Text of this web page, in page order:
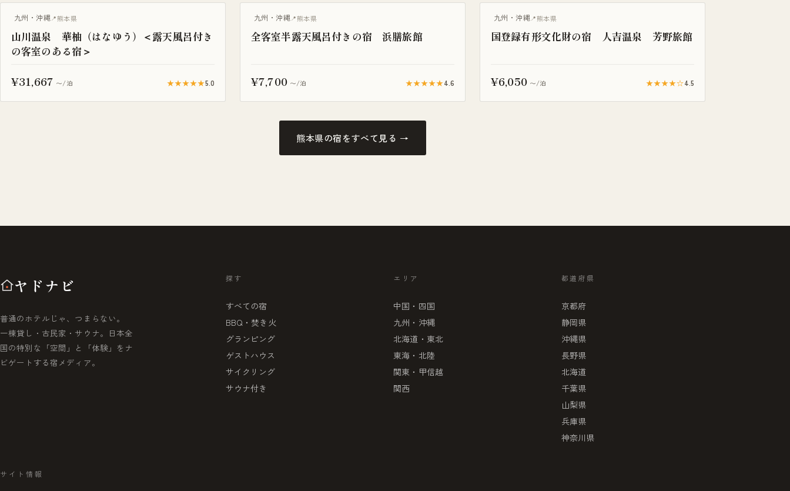
露天風呂付き客室
九州・沖縄 熊本県
山川温泉 華柚（はなゆう）＜露天風呂付き
の客室のある宿＞
¥31,667 〜/泊 ★★★★★5.0
温泉旅館
九州・沖縄 熊本県
全客室半露天風呂付きの宿 浜膳旅館
¥7,700 〜/泊 ★★★★★4.6
温泉旅館
九州・沖縄 熊本県
国登録有形文化財の宿 人吉温泉 芳野旅館
¥6,050 〜/泊 ★★★★☆4.5
熊本県の宿をすべて見る →
ヤドナビ
普通のホテルじゃ、つまらない。
一棟貸し・古民家・サウナ。日本全
国の特別な「空間」と「体験」をナ
ビゲートする宿メディア。
探す
すべての宿
BBQ・焚き火
グランピング
ゲストハウス
サイクリング
サウナ付き
エリア
中国・四国
九州・沖縄
北海道・東北
東海・北陸
関東・甲信越
関西
都道府県
京都府
静岡県
沖縄県
長野県
北海道
千葉県
山梨県
兵庫県
神奈川県
サイト情報